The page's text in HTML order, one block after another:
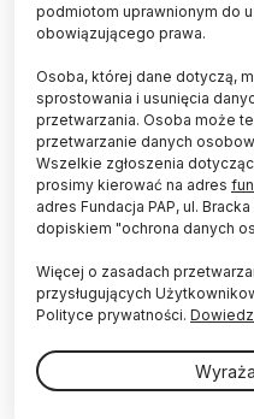
\"Dla podtrzymania
Bałtyku niezbędne jest
dobrze natlenioną,
mówi prof. Massel.
Jak zaznacza, owe
wlewy wody z Morza
sporadycznie i są
Duże wlewy pojawiają
występują najczęściej
Natomiast w okresie
co 10 lat.
podmiotom uprawnionym do
obowiązującego prawa.
Osoba, której dane dotyczą,
sprostowania i usunięcia
przetwarzania. Osoba może
przetwarzanie danych
Wszelkie zgłoszenia
prosimy kierować na adres
adres Fundacja PAP, ul.
dopiskiem "ochrona danych
Więcej o zasadach
przysługujących
Polityce prywatności.